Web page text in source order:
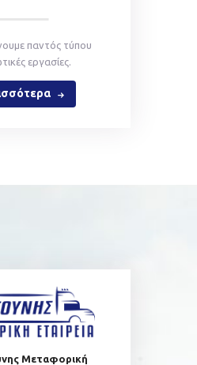
παντός τύπου
εργασίες.
Μεταφορική